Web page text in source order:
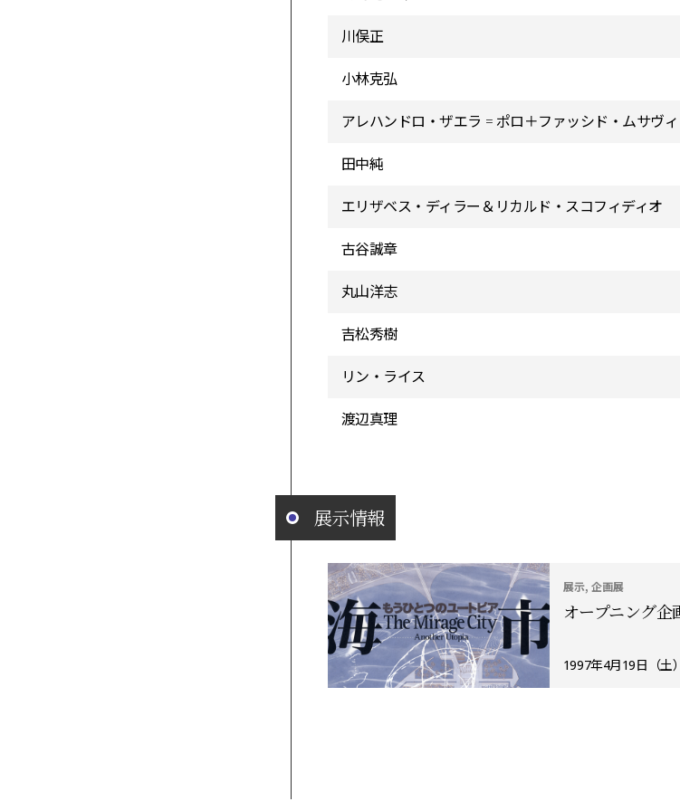
川俣正
小林克弘
アレハンドロ・ザエラ゠ポロ＋ファッシド・ムサヴィ
田中純
エリザベス・ディラー＆リカルド・スコフィディオ
古谷誠章
丸山洋志
吉松秀樹
リン・ライス
渡辺真理
展示情報
展示, 企画展
オープニング
1997年4月19日（土